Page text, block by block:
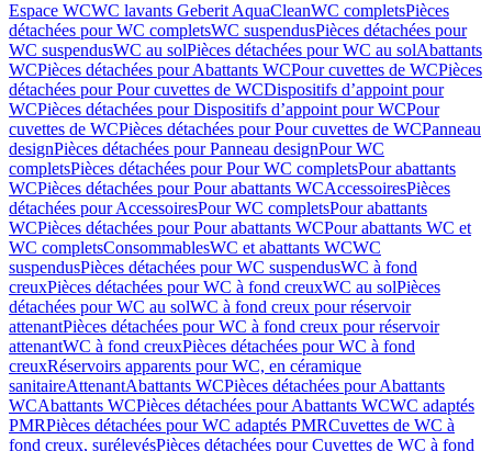
Espace WCWC lavants Geberit AquaCleanWC completsPièces
détachées pour WC completsWC suspendusPièces détachées pour
WC suspendusWC au solPièces détachées pour WC au solAbattants
WCPièces détachées pour Abattants WCPour cuvettes de WCPièces
détachées pour Pour cuvettes de WCDispositifs d’appoint pour
WCPièces détachées pour Dispositifs d’appoint pour WCPour
cuvettes de WCPièces détachées pour Pour cuvettes de WCPanneau
designPièces détachées pour Panneau designPour WC
completsPièces détachées pour Pour WC completsPour abattants
WCPièces détachées pour Pour abattants WCAccessoiresPièces
détachées pour AccessoiresPour WC completsPour abattants
WCPièces détachées pour Pour abattants WCPour abattants WC et
WC completsConsommablesWC et abattants WCWC
suspendusPièces détachées pour WC suspendusWC à fond
creuxPièces détachées pour WC à fond creuxWC au solPièces
détachées pour WC au solWC à fond creux pour réservoir
attenantPièces détachées pour WC à fond creux pour réservoir
attenantWC à fond creuxPièces détachées pour WC à fond
creuxRéservoirs apparents pour WC, en céramique
sanitaireAttenantAbattants WCPièces détachées pour Abattants
WCAbattants WCPièces détachées pour Abattants WCWC adaptés
PMRPièces détachées pour WC adaptés PMRCuvettes de WC à
fond creux, surélevésPièces détachées pour Cuvettes de WC à fond